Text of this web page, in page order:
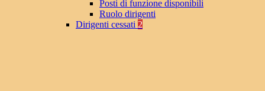
Posti di funzione disponibili
Ruolo dirigenti
Dirigenti cessati 2